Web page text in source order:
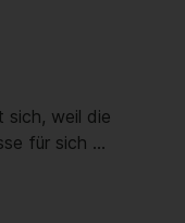
sich, weil die
für sich …